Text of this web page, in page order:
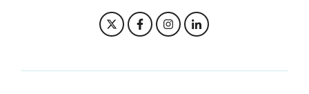
Bekijk onze Twitter pagina
Bekijk onze Facebook
Bekijk onze Instagram
Bekijk onze